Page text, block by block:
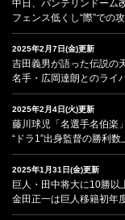
中日、バンテリンドーム
フェンス低くし“際”での
2025年2月7日(金)更新
吉田義男が語った伝説の
名手・広岡達朗とのライ
2025年2月4日(火)更新
藤川球児「名選手名伯楽
“ドラ1”出身監督の勝利数
2025年1月31日(金)更新
巨人・田中将大に10勝以
金田正一は巨人移籍初年